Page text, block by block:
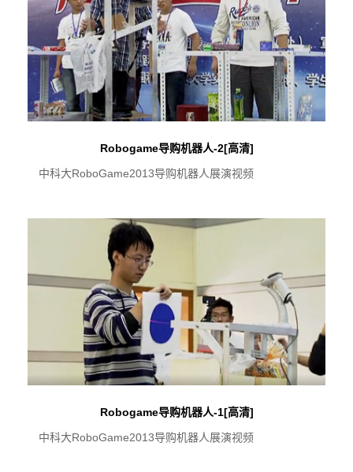
Robogame导购机器人-2[高清]
中科大RoboGame2013导购机器人展演视频
Robogame导购机器人-1[高清]
中科大RoboGame2013导购机器人展演视频